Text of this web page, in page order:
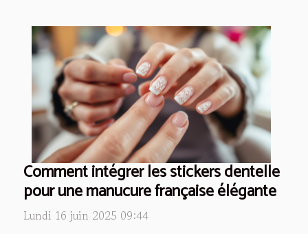
Comment intégrer les stickers dentelle
pour une manucure française élégante
Lundi 16 juin 2025 09:44